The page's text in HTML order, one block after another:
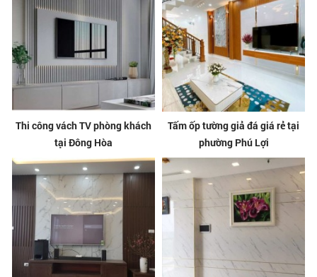
Thi công vách TV phòng khách
tại Đông Hòa
Tấm ốp tường giả đá giá rẻ tại
phường Phú Lợi